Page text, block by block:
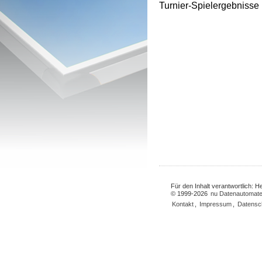
Turnier-Spielergebnisse
Für den Inhalt verantwortlich:
© 1999-2026 nu
Kontakt
Impressum